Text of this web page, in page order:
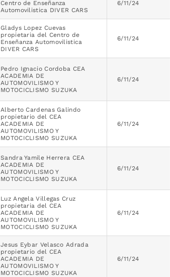
Centro de Enseñanza
Automovilistica DIVER CARS
6/11/24
Gladys Lopez Cuevas
propietaria del Centro de
Enseñanza Automovilistica
DIVER CARS
6/11/24
Pedro Ignacio Cordoba CEA
ACADEMIA DE
AUTOMOVILISMO Y
MOTOCICLISMO SUZUKA
6/11/24
Alberto Cardenas Galindo
propietario del CEA
ACADEMIA DE
AUTOMOVILISMO Y
MOTOCICLISMO SUZUKA
6/11/24
Sandra Yamile Herrera CEA
ACADEMIA DE
AUTOMOVILISMO Y
MOTOCICLISMO SUZUKA
6/11/24
Luz Angela Villegas Cruz
propietaria del CEA
ACADEMIA DE
AUTOMOVILISMO Y
MOTOCICLISMO SUZUKA
6/11/24
Jesus Eybar Velasco Adrada
propietario del CEA
ACADEMIA DE
AUTOMOVILISMO Y
MOTOCICLISMO SUZUKA
6/11/24